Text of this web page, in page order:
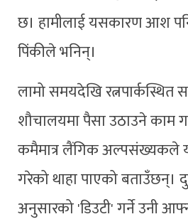
छ। हामीलाई यसकारण आश
पिंकीले भनिन्।
लामो समयदेखि रत्नपार्कस्थित
शौचालयमा पैसा उठाउने काम
कमैमात्र लैंगिक अल्पसंख्यकले
गरेको थाहा पाएको बताउँछन्।
अनुसारको 'डिउटी' गर्ने उनी